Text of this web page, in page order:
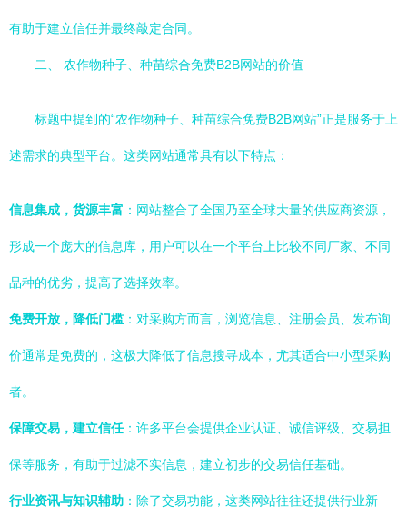
有助于建立信任并最终敲定合同。
二、 农作物种子、种苗综合免费B2B网站的价值
标题中提到的“农作物种子、种苗综合免费B2B网站”正是服务于上
述需求的典型平台。这类网站通常具有以下特点：
信息集成，货源丰富 ：网站整合了全国乃至全球大量的供应商资源，
形成一个庞大的信息库，用户可以在一个平台上比较不同厂家、不同
品种的优劣，提高了选择效率。
免费开放，降低门槛 ：对采购方而言，浏览信息、注册会员、发布询
价通常是免费的，这极大降低了信息搜寻成本，尤其适合中小型采购
者。
保障交易，建立信任：许多平台会提供企业认证、诚信评级、交易担
保等服务，有助于过滤不实信息，建立初步的交易信任基础。
行业资讯与知识辅助 ：除了交易功能，这类网站往往还提供行业新